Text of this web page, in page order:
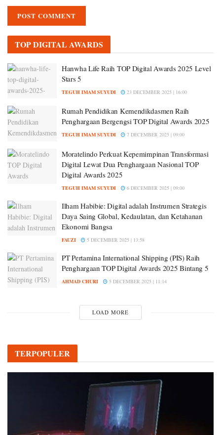
TOP DIGITAL AWARDS
Hanwha Life Raih TOP Digital Awards 2025 Level
Stars 5
TEGUH IMAM SUYUDI 23 DECEMBER 2025 | 16:00
Rumah Pendidikan Kemendikdasmen Raih
Penghargaan Bergengsi TOP Digital Awards 2025
TEGUH IMAM SUYUDI 7 DECEMBER 2025 | 09:00
Moratelindo Perkuat Kepemimpinan Transformasi
Digital Lewat Dua Penghargaan Nasional TOP
Digital Awards 2025
TEGUH IMAM SUYUDI 6 DECEMBER 2025 | 09:00
Ilham Habibie: Digital adalah Instrumen Strategis
Daya Saing Global, Kedaulatan, dan Ketahanan
Ekonomi Bangsa
FAUZI 5 DECEMBER 2025 | 13:58
PT Pertamina International Shipping (PIS) Raih
Penghargaan TOP Digital Awards 2025 Bintang 5
AHMAD CHURI 5 DECEMBER 2025 | 11:14
LOAD MORE
TERPOPULER